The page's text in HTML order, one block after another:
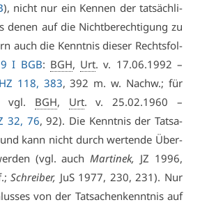
), nicht nur ein Ken­nen der tat­säch­li­
de­nen auf die Nicht­be­rech­ti­gung zu
auch die Kennt­nis die­ser Rechts­fol­
I BGB: BGH, Urt. v. 17.06.1992 –
118, 383, 392 m. w. Nachw.; für
vgl. BGH, Urt. v. 25.02.1960 –
32, 76, 92). Die Kennt­nis der Tat­sa­
kann nicht durch wer­ten­de Über­
(vgl. auchMar­ti­nek, JZ 1996,
Schrei­ber, JuS 1977, 230, 231). Nur
von der Tat­sa­chen­kennt­nis auf